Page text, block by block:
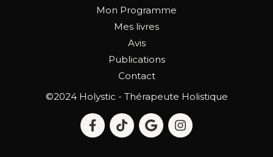
Mon Programme
Mes livres
Avis
Publications
Contact
©2024 Holystic - Thérapeute Holistique